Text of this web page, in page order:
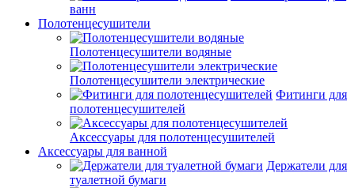
ванн
Полотенцесушители
Полотенцесушители водяные
Полотенцесушители электрические
Фитинги для
полотенцесушителей
Аксессуары для полотенцесушителей
Аксессуары для ванной
Держатели для
туалетной бумаги